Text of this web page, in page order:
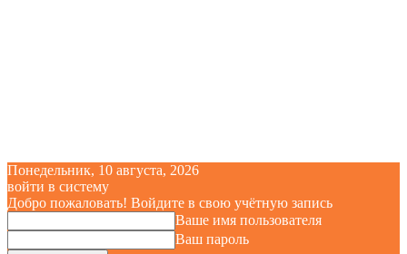
Понедельник, 10 августа, 2026
войти в систему
Добро пожаловать! Войдите в свою учётную запись
Ваше имя пользователя
Ваш пароль